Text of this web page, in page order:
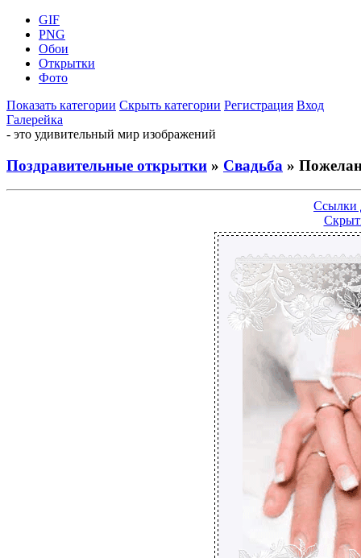
GIF
PNG
Обои
Открытки
Фото
Показать категории Скрыть категории Регистрация Вход
Галерейка
- это удивительный мир изображений
Поздравительные открытки » Свадьба »
Ссылки